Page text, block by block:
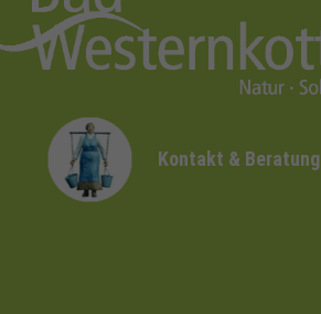
Kontakt & Beratung